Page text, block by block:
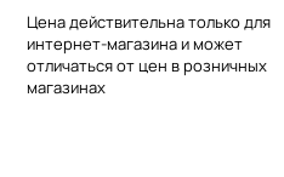
Цена действительна только для
интернет-магазина и может
отличаться от цен в розничных
магазинах